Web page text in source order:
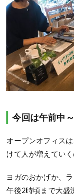
今回は午前中
オープンオフィス
けて人が増えてい
ヨガのおかげか、
午後2時頃まで大盛